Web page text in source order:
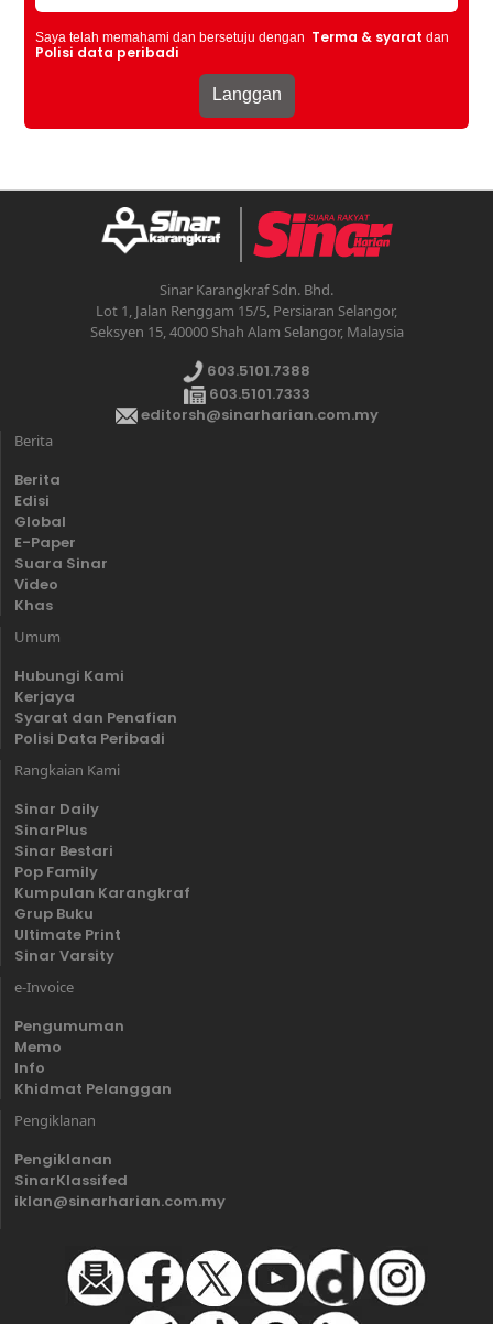
Saya telah memahami dan bersetuju dengan Terma & syarat dan
Polisi data peribadi
Sinar Karangkraf Sdn. Bhd.
Lot 1, Jalan Renggam 15/5, Persiaran Selangor,
Seksyen 15, 40000 Shah Alam Selangor, Malaysia
603.5101.7388
603.5101.7333
editorsh@sinarharian.com.my
Berita
Berita
Edisi
Global
E-Paper
Suara Sinar
Video
Khas
Umum
Hubungi Kami
Kerjaya
Syarat dan Penafian
Polisi Data Peribadi
Rangkaian Kami
Sinar Daily
SinarPlus
Sinar Bestari
Pop Family
Kumpulan Karangkraf
Grup Buku
Ultimate Print
Sinar Varsity
e-Invoice
Pengumuman
Memo
Info
Khidmat Pelanggan
Pengiklanan
Pengiklanan
SinarKlassifed
iklan@sinarharian.com.my